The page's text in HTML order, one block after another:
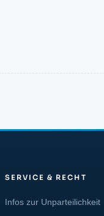
SERVICE & RECHT
Infos zur Unparteilichkeit